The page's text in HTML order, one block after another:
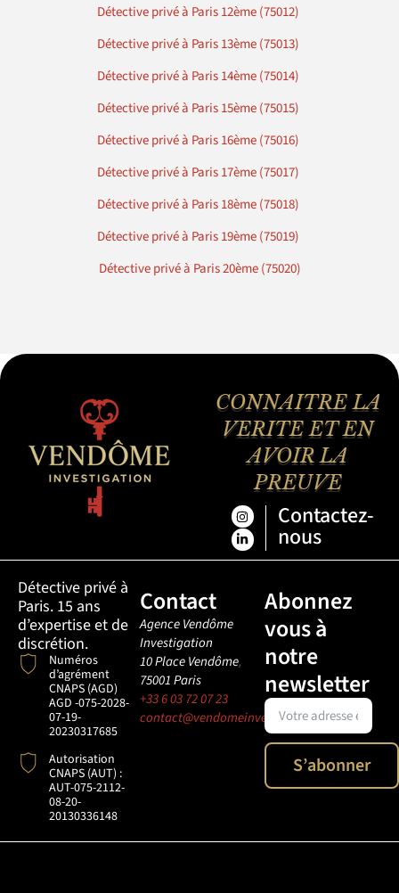
Détective privé à Paris 12ème (75012)
Détective privé à Paris 13ème (75013)
Détective privé à Paris 14ème (75014)
Détective privé à Paris 15ème (75015)
Détective privé à Paris 16ème (75016)
Détective privé à Paris 17ème (75017)
Détective privé à Paris 18ème (75018)
Détective privé à Paris 19ème (75019)
Détective privé à Paris 20ème (75020)
CONNAITRE LA
VERITE ET EN
AVOIR LA
PREUVE
Contactez-
nous
Détective privé à
Paris. 15 ans
d’expertise et de
discrétion.
Numéros
d’agrément
CNAPS (AGD)
AGD -075-2028-
07-19-
20230317685
Autorisation
CNAPS (AUT) :
AUT-075-2112-
08-20-
20130336148
Contact
Agence Vendôme
Investigation
10 Place Vendôme,
75001Paris
+33 6 03 72 07 23
contact@vendomeinvestigation.com
Abonnez
vous à
notre
newsletter
S’abonner